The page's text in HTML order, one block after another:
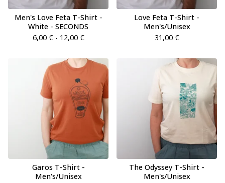
Men's Love Feta T-Shirt -
White - SECONDS
6,00 €- 12,00 €
Love Feta T-Shirt -
Men's/Unisex
31,00 €
Garos T-Shirt -
Men's/Unisex
The Odyssey T-Shirt -
Men's/Unisex